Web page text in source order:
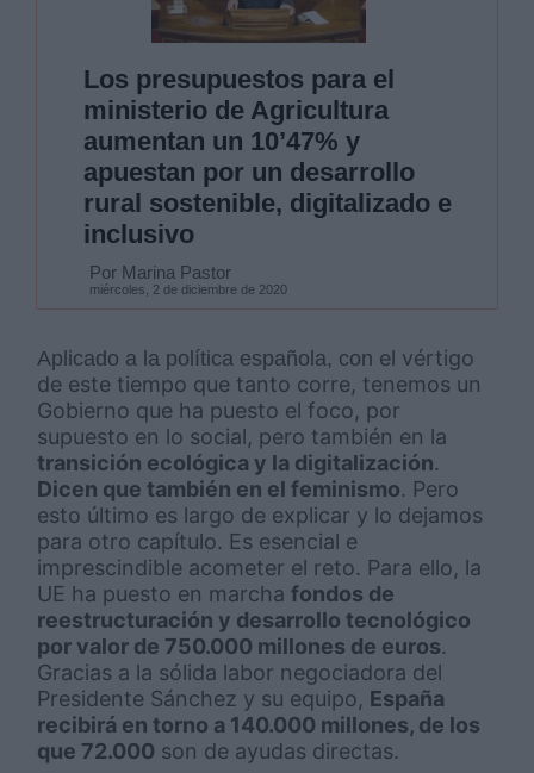
Los presupuestos para el
ministerio de Agricultura
aumentan un 10’47% y
apuestan por un desarrollo
rural sostenible, digitalizado e
inclusivo
Por Marina Pastor
miércoles, 2 de diciembre de 2020
Aplicado a la política española, con el vértigo
de este tiempo que tanto corre, tenemos un
Gobierno que ha puesto el foco, por
supuesto en lo social, pero también en la
transición ecológica y la digitalización.
Dicen que también en el feminismo. Pero
esto último es largo de explicar y lo dejamos
para otro capítulo. Es esencial e
imprescindible acometer el reto. Para ello, la
UE ha puesto en marchafondos de
reestructuración y desarrollo tecnológico
por valor de 750.000 millones de euros.
Gracias a la sólida labor negociadora del
Presidente Sánchez y su equipo, España
recibirá en torno a 140.000 millones, de los
que 72.000 son de ayudas directas.